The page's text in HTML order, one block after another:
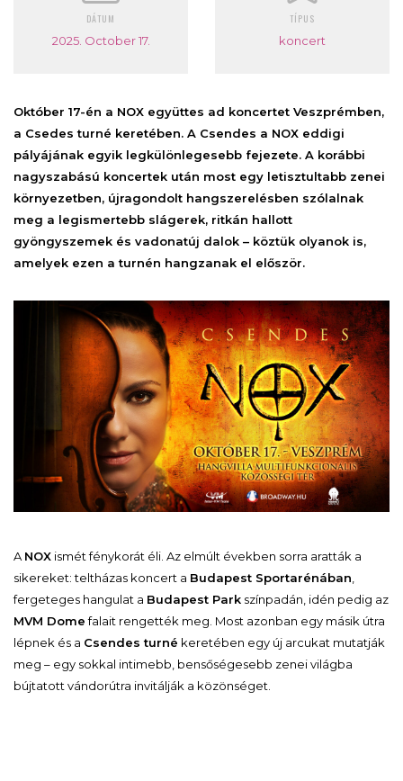
DÁTUM
2025. October 17.
TÍPUS
koncert
Október 17-én a NOX együttes ad koncertet Veszprémben,
a Csedes turné keretében. A Csendes a NOX eddigi
pályájának egyik legkülönlegesebb fejezete. A korábbi
nagyszabású koncertek után most egy letisztultabb zenei
környezetben, újragondolt hangszerelésben szólalnak
meg a legismertebb slágerek, ritkán hallott
gyöngyszemek és vadonatúj dalok – köztük olyanok is,
amelyek ezen a turnén hangzanak el először.
A NOX ismét fénykorát éli. Az elmúlt években sorra aratták a
sikereket: teltházas koncert a Budapest Sportarénában
fergeteges hangulat a Budapest Park színpadán, idén pedig az
MVM Domefalait rengették meg. Most azonban egy másik útra
lépnek és a Csendes turné keretében egy új arcukat mutatják
meg – egy sokkal intimebb, bensőségesebb zenei világba
bújtatott vándorútra invitálják a közönséget.